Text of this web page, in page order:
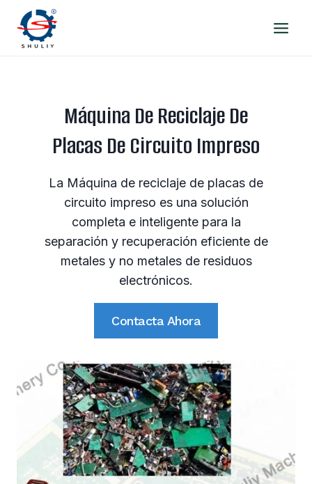
Saltar
contenido
Máquina De Reciclaje De
Placas De Circuito Impreso
La Máquina de reciclaje de placas de
circuito impreso es una solución
completa e inteligente para la
separación y recuperación eficiente de
metales y no metales de residuos
electrónicos.
Contacta Ahora